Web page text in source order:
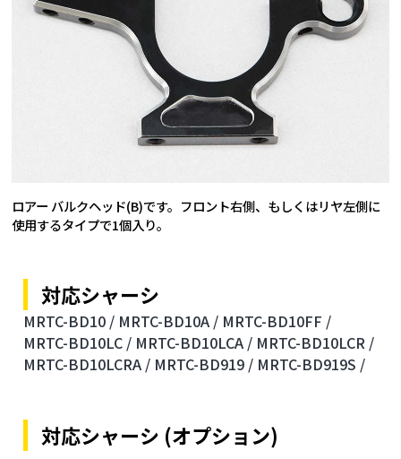
ロアー バルクヘッド(B)です。フロント右側、もしくはリヤ左側に
使用するタイプで1個入り。
対応シャーシ
MRTC-BD10 / MRTC-BD10A / MRTC-BD10FF /
MRTC-BD10LC / MRTC-BD10LCA / MRTC-BD10LCR /
MRTC-BD10LCRA / MRTC-BD919 / MRTC-BD919S /
対応シャーシ (オプション)